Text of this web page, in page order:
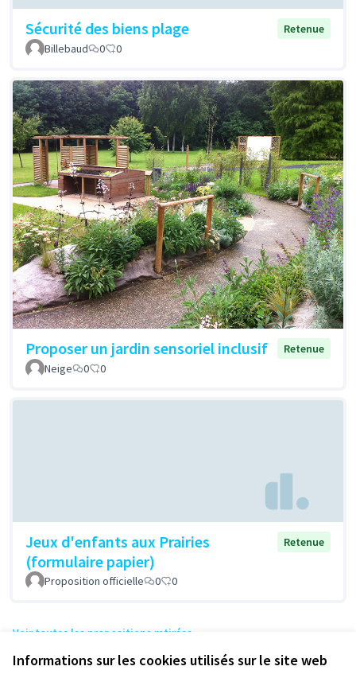
Informations sur les cookies utilisés sur le site web
Sécurité des biens plage
Retenue
Billebaud
0 0
Proposer un jardin sensoriel inclusif
Retenue
Neige
0 0
Jeux d'enfants aux Prairies
(formulaire papier)
Retenue
Proposition officielle 0 0
Voir toutes les propositions retirées